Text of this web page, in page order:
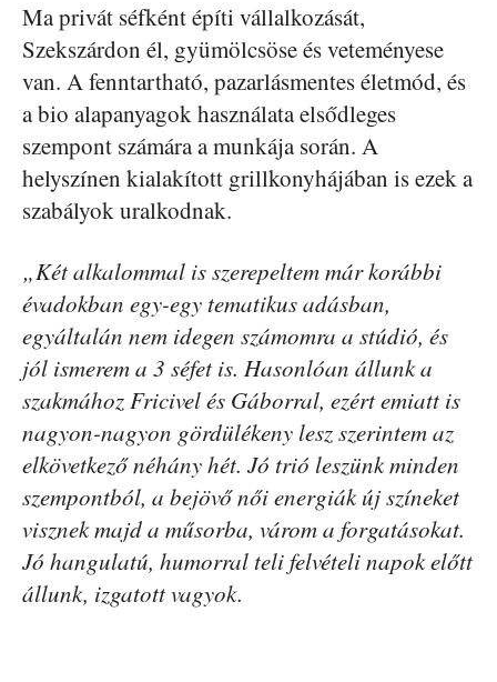
Ma privát séfként építi vállalkozását,
Szekszárdon él, gyümölcsöse és veteményese
van. A fenntartható, pazarlásmentes életmód, és
a bio alapanyagok használata elsődleges
szempont számára a munkája során. A
helyszínen kialakított grillkonyhájában is ezek a
szabályok uralkodnak.
„Két alkalommal is szerepeltem már korábbi
évadokban egy-egy tematikus adásban,
egyáltalán nem idegen számomra a stúdió, és
jól ismerem a 3 séfet is. Hasonlóan állunk a
szakmához Fricivel és Gáborral, ezért emiatt is
nagyon-nagyon gördülékeny lesz szerintem az
elkövetkező néhány hét. Jó trió leszünk minden
szempontból, a bejövő női energiák új színeket
visznek majd a műsorba, várom a forgatásokat.
Jó hangulatú, humorral teli felvételi napok előtt
állunk, izgatott vagyok.